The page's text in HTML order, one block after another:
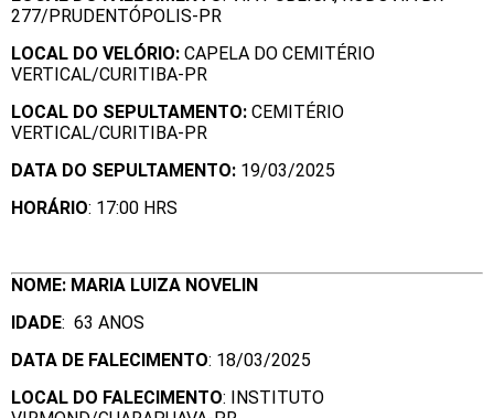
277/PRUDENTÓPOLIS-PR
LOCAL DO VELÓRIO: CAPELA DO CEMITÉRIO
VERTICAL/CURITIBA-PR
LOCAL DO SEPULTAMENTO: CEMITÉRIO
VERTICAL/CURITIBA-PR
DATA DO SEPULTAMENTO: 19/03/2025
HORÁRIO: 17:00 HRS
NOME: MARIA LUIZA NOVELIN
IDADE: 63 ANOS
DATA DE FALECIMENTO: 18/03/2025
LOCAL DO FALECIMENTO: INSTITUTO